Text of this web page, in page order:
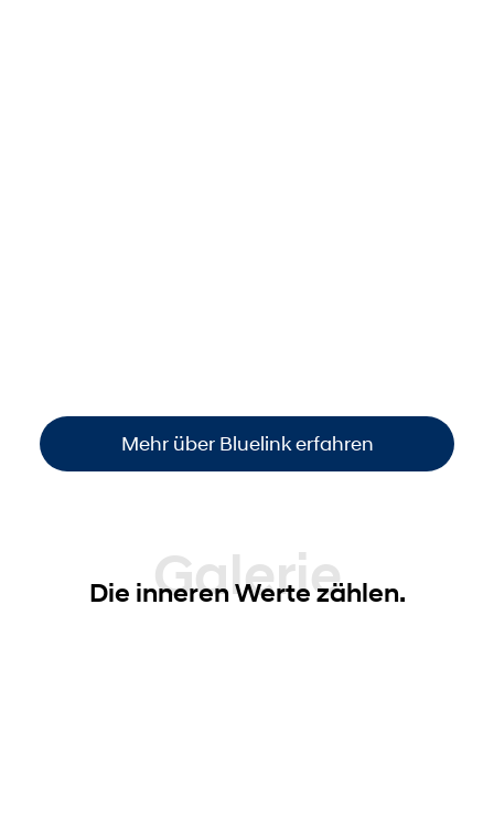
Mehr über Bluelink erfahren
Galerie
Die inneren Werte zählen.